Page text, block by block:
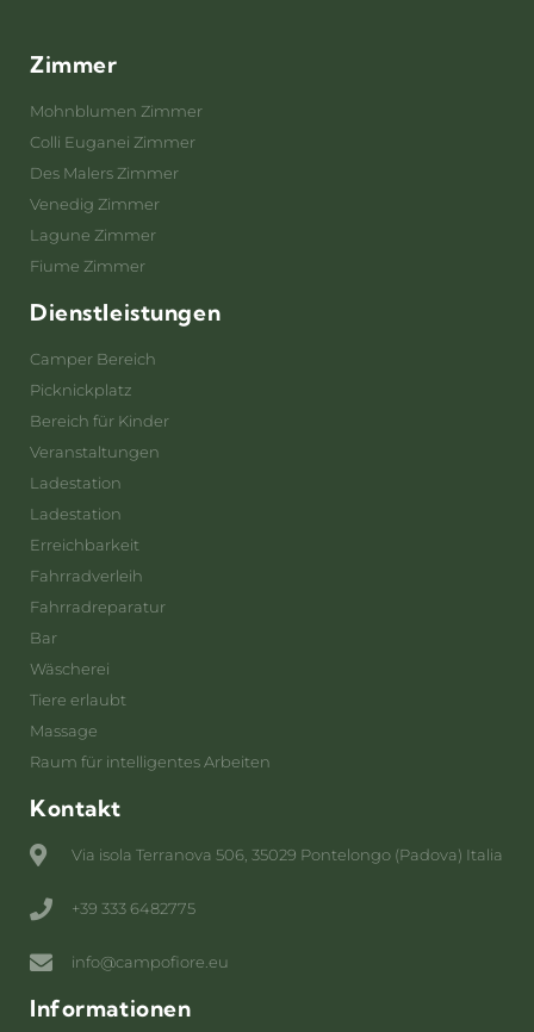
Zimmer
Mohnblumen Zimmer
Colli Euganei Zimmer
Des Malers Zimmer
Venedig Zimmer
Lagune Zimmer
Fiume Zimmer
Dienstleistungen
Camper Bereich
Picknickplatz
Bereich für Kinder
Veranstaltungen
Ladestation
Ladestation
Erreichbarkeit
Fahrradverleih
Fahrradreparatur
Bar
Wäscherei
Tiere erlaubt
Massage
Raum für intelligentes Arbeiten
Kontakt
Via isola Terranova 506, 35029 Pontelongo (Padova) Italia
+39 333 6482775
info@campofiore.eu
Informationen